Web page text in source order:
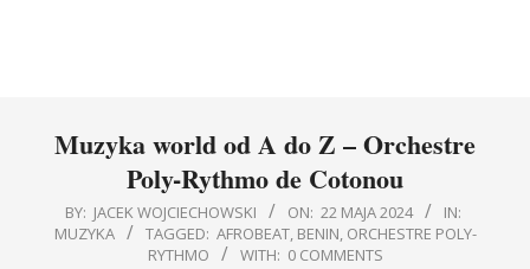
Muzyka world od A do Z – Orchestre
Poly-Rythmo de Cotonou
BY: JACEK WOJCIECHOWSKI ON: 22 MAJA 2024
IN:
MUZYKA
TAGGED: AFROBEAT, BENIN, ORCHESTRE POLY-
RYTHMO
WITH: 0 COMMENTS